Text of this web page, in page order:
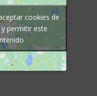
cookies de
permitir este